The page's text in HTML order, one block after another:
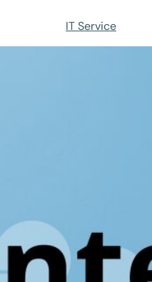
IT Service